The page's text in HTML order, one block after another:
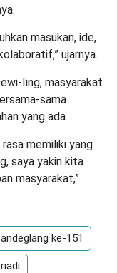
masukan, ide,
ujarnya.
Iing, masyarakat
sama
yang ada.
memiliki yang
saya yakin kita
masyarakat,”
ke-151